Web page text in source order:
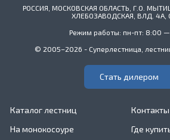
РОССИЯ, МОСКОВСКАЯ ОБЛАСТЬ, Г.О.
ХЛЕБОЗАВОДСКАЯ, ВЛД. 4А,
Режим работы: пн-пт: 8:00 —
© 2005–2026 - Суперлестница,
Стать дилером
Каталог лестниц
На монокосоуре
Контакты
Где